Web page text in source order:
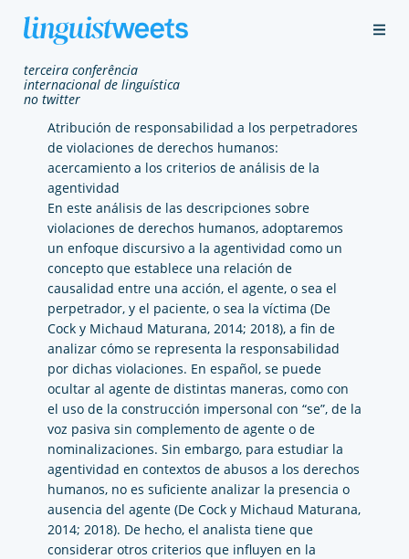
terceira conferência
internacional de linguística
no twitter
Atribución de responsabilidad a los perpetradores
de violaciones de derechos humanos:
acercamiento a los criterios de análisis de la
agentividad
En este análisis de las descripciones sobre
violaciones de derechos humanos, adoptaremos
un enfoque discursivo a la agentividad como un
concepto que establece una relación de
causalidad entre una acción, el agente, o sea el
perpetrador, y el paciente, o sea la víctima (De
Cock y Michaud Maturana, 2014; 2018), a fin de
analizar cómo se representa la responsabilidad
por dichas violaciones. En español, se puede
ocultar al agente de distintas maneras, como con
el uso de la construcción impersonal con “se”, de la
voz pasiva sin complemento de agente o de
nominalizaciones. Sin embargo, para estudiar la
agentividad en contextos de abusos a los derechos
humanos, no es suficiente analizar la presencia o
ausencia del agente (De Cock y Michaud Maturana,
2014; 2018). De hecho, el analista tiene que
considerar otros criterios que influyen en la